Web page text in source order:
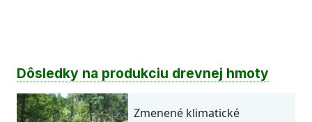
Dôsledky na produkciu drevnej hmoty
Zmenené klimatické